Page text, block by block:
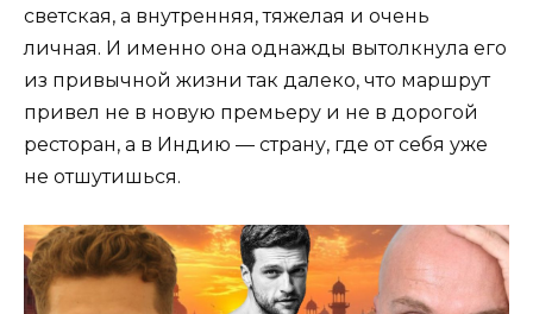
светская, а внутренняя, тяжелая и очень
личная. И именно она однажды вытолкнула его
из привычной жизни так далеко, что маршрут
привел не в новую премьеру и не в дорогой
ресторан, а в Индию — страну, где от себя уже
не отшутишься.